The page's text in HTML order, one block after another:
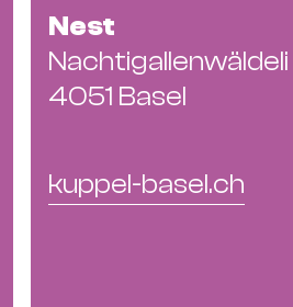
Nest
Nachtigallenwäldeli
4051 Basel
kuppel-basel.ch